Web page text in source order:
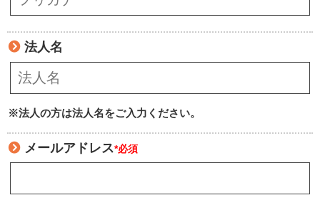
法人名
※法人の方は法人名をご入力ください。
メールアドレス*必須